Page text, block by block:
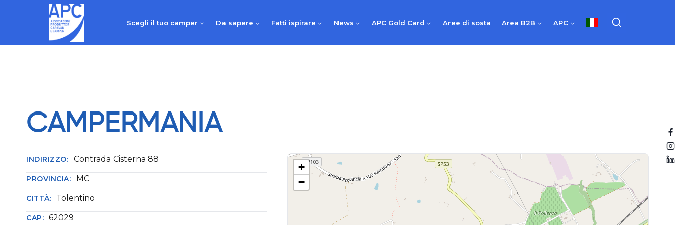
Scegli il tuo camper Da sapere Fatti ispirare News APC Gold Card Aree di sosta Area B2B APC
CAMPERMANIA
INDIRIZZO: Contrada Cisterna 88
PROVINCIA: MC
CITTÀ: Tolentino
CAP: 62029
+
−